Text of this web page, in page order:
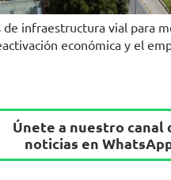
infraestructura vial para
económica y el
Únete a nuestro canal
noticias en